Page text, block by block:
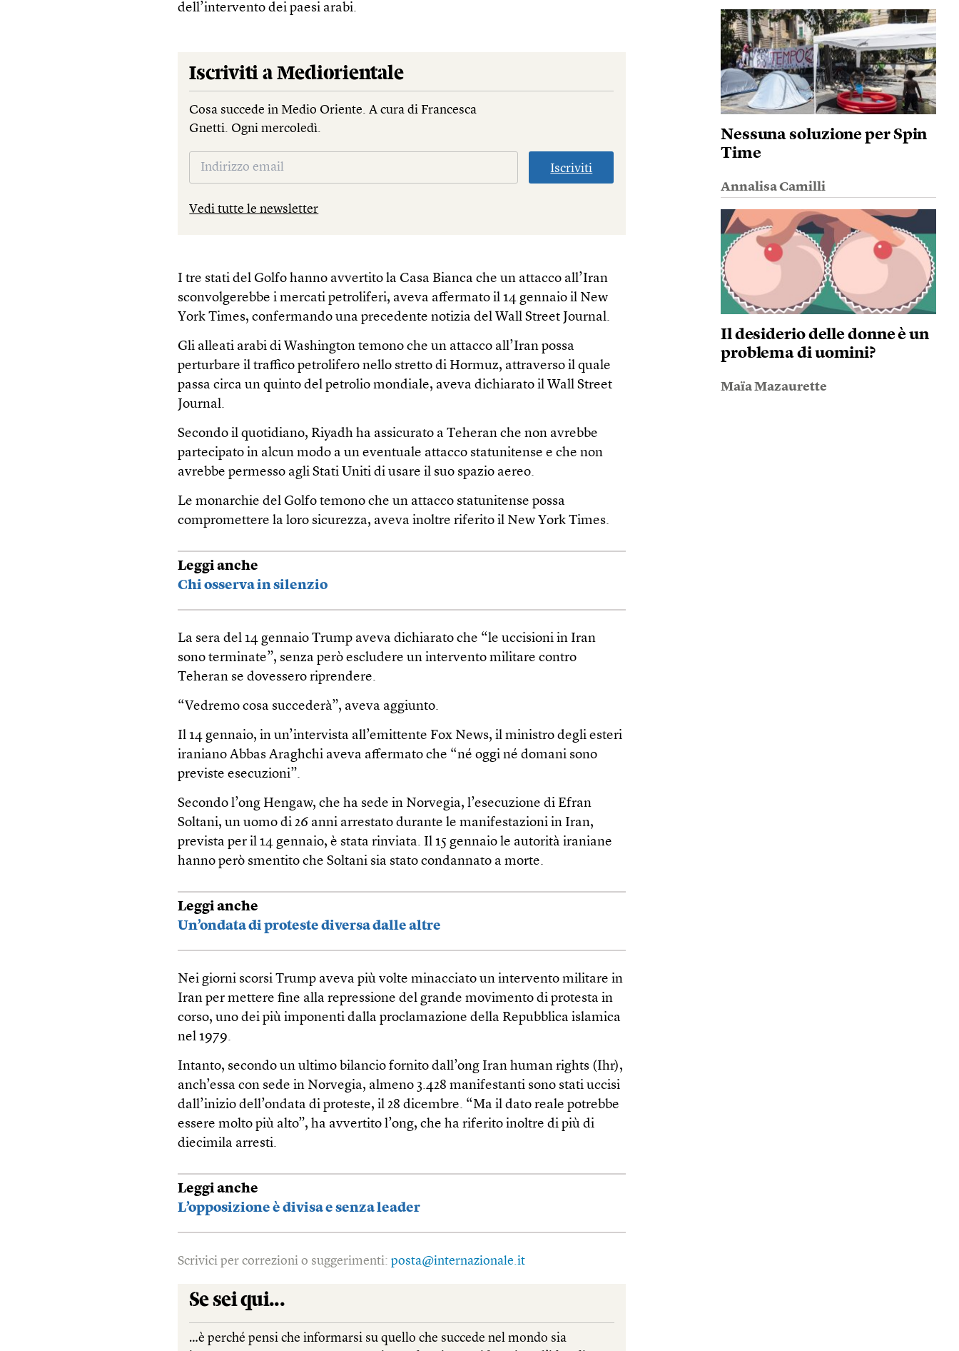
dell’intervento dei paesi arabi.
Iscriviti a Mediorientale
Cosa succede in Medio Oriente. A cura di Francesca
Gnetti. Ogni mercoledì.
Iscriviti
Vedi tutte le newsletter
I tre stati del Golfo hanno avvertito la Casa Bianca che un attacco all’Iran
sconvolgerebbe i mercati petroliferi, aveva affermato il 14 gennaio il New
York Times, confermando una precedente notizia del Wall Street Journal.
Gli alleati arabi di Washington temono che un attacco all’Iran possa
perturbare il traffico petrolifero nello stretto di Hormuz, attraverso il quale
passa circa un quinto del petrolio mondiale, aveva dichiarato il Wall Street
Journal.
Secondo il quotidiano, Riyadh ha assicurato a Teheran che non avrebbe
partecipato in alcun modo a un eventuale attacco statunitense e che non
avrebbe permesso agli Stati Uniti di usare il suo spazio aereo.
Le monarchie del Golfo temono che un attacco statunitense possa
compromettere la loro sicurezza, aveva inoltre riferito il New York Times.
Leggi anche
Chi osserva in silenzio
La sera del 14 gennaio Trump aveva dichiarato che “le uccisioni in Iran
sono terminate”, senza però escludere un intervento militare contro
Teheran se dovessero riprendere.
“Vedremo cosa succederà”, aveva aggiunto.
Il 14 gennaio, in un’intervista all’emittente Fox News, il ministro degli esteri
iraniano Abbas Araghchi aveva affermato che “né oggi né domani sono
previste esecuzioni”.
Secondo l’ong Hengaw, che ha sede in Norvegia, l’esecuzione di Efran
Soltani, un uomo di 26 anni arrestato durante le manifestazioni in Iran,
prevista per il 14 gennaio, è stata rinviata. Il 15 gennaio le autorità iraniane
hanno però smentito che Soltani sia stato condannato a morte.
Leggi anche
Un’ondata di proteste diversa dalle altre
Nei giorni scorsi Trump aveva più volte minacciato un intervento militare in
Iran per mettere fine alla repressione del grande movimento di protesta in
corso, uno dei più imponenti dalla proclamazione della Repubblica islamica
nel 1979.
Intanto, secondo un ultimo bilancio fornito dall’ong Iran human rights (Ihr),
anch’essa con sede in Norvegia, almeno 3.428 manifestanti sono stati uccisi
dall’inizio dell’ondata di proteste, il 28 dicembre. “Ma il dato reale potrebbe
essere molto più alto”, ha avvertito l’ong, che ha riferito inoltre di più di
diecimila arresti.
Leggi anche
L’opposizione è divisa e senza leader
Scrivici per correzioni o suggerimenti:posta@internazionale.it
Nessuna soluzione per Spin
Time
Annalisa Camilli
Il desiderio delle donne è un
problema di uomini?
Maïa Mazaurette